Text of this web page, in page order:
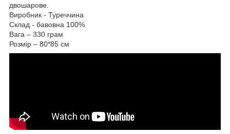
двошарове.
Виробник - Туреччина
Склад - бавовна 100%
Вага – 330 грам
Розмір – 80*85 см